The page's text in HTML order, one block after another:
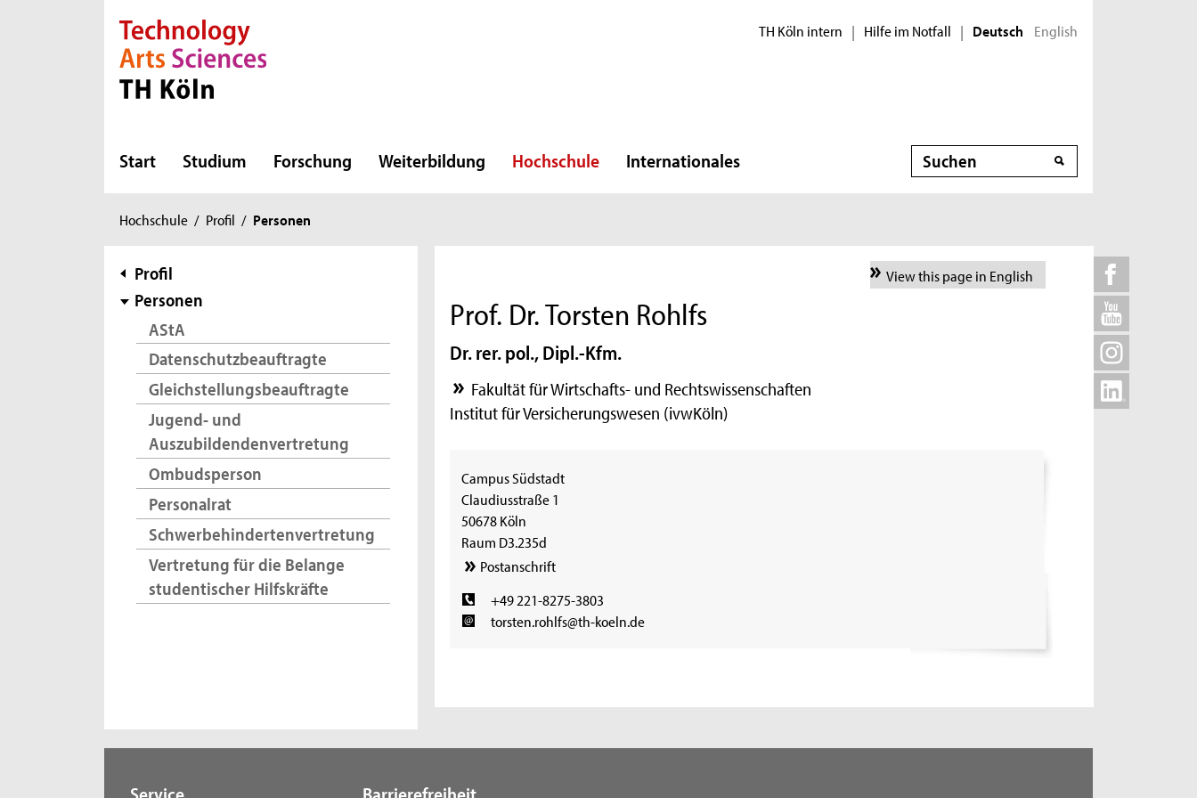
Direkt zur Hauptnavigation
Direkt zur Subnavigation
Direkt zum Inhalt
Direkt zum Fußbereich TH Köln intern | Hilfe im Notfall | Deutsch English
Start Studium Forschung Weiterbildung Hochschule Internationales Suche
Sie
hier:
Hochschule / Profil / Personen
Subnavigation
Profil
Personen
AStA
Datenschutzbeauftragte
Gleichstellungsbeauftragte
Jugend- und
Auszubildendenvertretung
Ombudsperson
Personalrat
Schwerbehindertenvertretung
Vertretung für die Belange
studentischer Hilfskräfte
View this page in English
Prof. Dr. Torsten Rohlfs
Dr. rer. pol., Dipl.-Kfm.
Fakultät für Wirtschafts- und Rechtswissenschaften
Institut für Versicherungswesen (ivwKöln)
Campus Südstadt
Claudiusstraße 1
50678 Köln
Raum D3.235d
Postanschrift
+49 221-8275-3803
torsten.rohlfs@th-koeln.de
Service Barrierefreiheit